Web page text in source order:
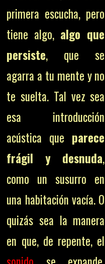
primera escucha, pero
tiene algo, algo que
persiste, que se
agarra a tu mente y no
te suelta. Tal vez sea
esa introducción
acústica que parece
frágil y desnuda,
como un susurro en
una habitación vacía. O
quizás sea la manera
en que, de repente, el